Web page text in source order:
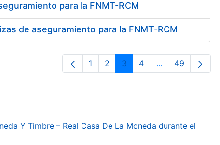
para la FNMT-RCM
de aseguramiento para la FNMT-RCM
Página
1 Página
2 Página
3 Página
4 ...PáginasPágina
49
Y Timbre – Real Casa De La Moneda durante el